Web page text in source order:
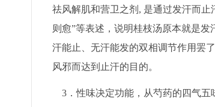
祛风解肌和营卫之剂, 是通过发汗而止
则愈”等表述，说明桂枝汤原本就是
汗能止、无汗能发的双相调节作用罢
风邪而达到止汗的目的。
3．性味决定功能，从芍药的四气五